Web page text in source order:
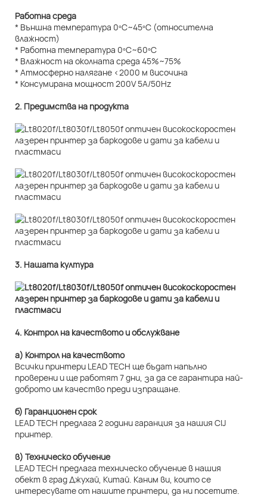
Работна среда
* Външна температура 0ºC~45ºC (относителна
влажност)
* Работна температура 0ºC~60ºC
* Влажност на околната среда 45%~75%
* Атмосферно налягане <2000 м височина
* Консумирана мощност 200V 5A/50Hz
2. Предимства на продукта
3. Нашата култура
4. Контрол на качеството и обслужване
а) Контрол на качеството
Всички принтери LEAD TECH ще бъдат напълно
проверени и ще работят 7 дни, за да се гарантира най-
доброто им качество преди изпращане.
б) Гаранционен срок
LEAD TECH предлага 2 години гаранция за нашия CIJ
принтер.
в) Техническо обучение
LEAD TECH предлага техническо обучение в нашия
обект в град Джухай, Китай. Каним ви, които се
интересувате от нашите принтери, да ни посетите.